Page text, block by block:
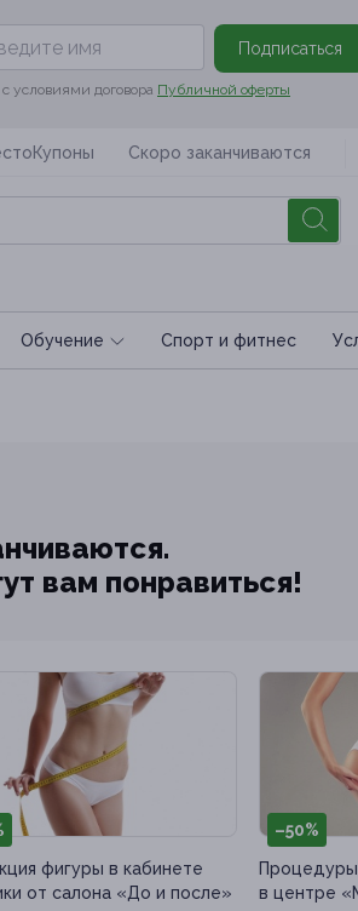
Подписаться
условиями договора Публичной оферты
Скоро заканчиваются
Обучение Спoрт и фитнес
вам понравиться!
фигуры в кабинете
от салона «До и после»
–50%
в центре